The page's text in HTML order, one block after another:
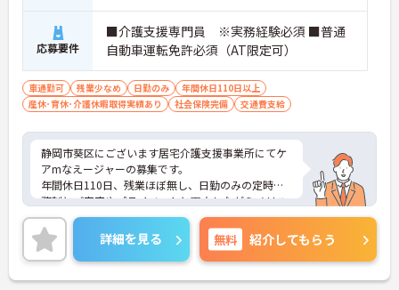
応募要件
■介護支援専門員 ※実務経験必須 ■普通
自動車運転免許必須（AT限定可）
車通勤可 残業少なめ 日勤のみ
年間休日110日以上
産休･育休･介護休暇取得実績あり
社会保険完備 交通費支給
静岡市葵区にございます居宅介護支援事業所にてケ
アmなえージャーの募集です。
年間休日110日、残業ほぼ無し、日勤のみの定時勤
務制とご家庭やプライベートと両立しながらメリハ
リを付けて勤務していただける環境です★
マイカー通勤がOKで、無料駐車場が利用できるのも
嬉しいポイント♪
ご興味ある方には、面接対策ポイントなど、さらに
詳細をお話しいたしますのでお気軽にご相談くださ
詳細を見る 無料 紹介してもらう